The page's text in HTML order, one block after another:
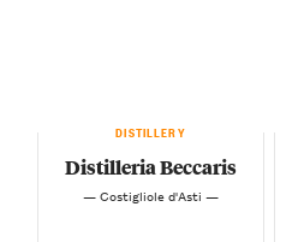
DISTILLERY
Distilleria Beccaris
— Costigliole d'Asti —